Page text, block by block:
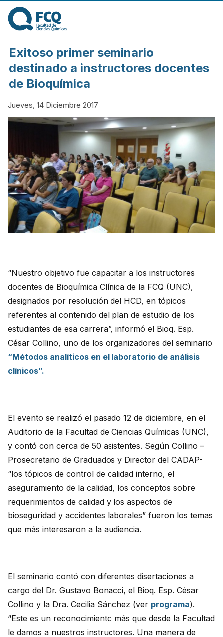
CIENCIAS
QUÍMICAS DE
LA
UNIVERSIDAD
NACIONAL DE
CÓRDOBA
Exitoso primer seminario
destinado a instructores docentes
de Bioquímica
Jueves, 14 Diciembre 2017
“Nuestro objetivo fue capacitar a los instructores
docentes de Bioquímica Clínica de la FCQ (UNC),
designados por resolución del HCD, en tópicos
referentes al contenido del plan de estudio de los
estudiantes de esa carrera”, informó el Bioq. Esp.
César Collino, uno de los organizadores del seminario
“Métodos analíticos en el laboratorio de análisis
clínicos”.
El evento se realizó el pasado 12 de diciembre, en el
Auditorio de la Facultad de Ciencias Químicas (UNC),
y contó con cerca de 50 asistentes. Según Collino –
Prosecretario de Graduados y Director del CADAP-
“los tópicos de control de calidad interno, el
aseguramiento de la calidad, los conceptos sobre
requerimientos de calidad y los aspectos de
bioseguridad y accidentes laborales” fueron los temas
que más interesaron a la audiencia.
El seminario contó con diferentes disertaciones a
cargo del Dr. Gustavo Bonacci, el Bioq. Esp. César
Collino y la Dra. Cecilia Sánchez (ver programa).
“Este es un reconocimiento más que desde la Facultad
le damos a nuestros instructores. Una manera de